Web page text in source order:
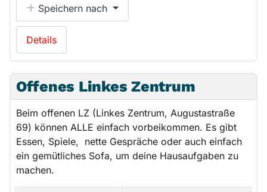
Speichern nach
Details
Offenes Linkes Zentrum
Beim offenen LZ (Linkes Zentrum, Augustastraße
69) können ALLE einfach vorbeikommen. Es gibt
Essen, Spiele, nette Gespräche oder auch einfach
ein gemütliches Sofa, um deine Hausaufgaben zu
machen.